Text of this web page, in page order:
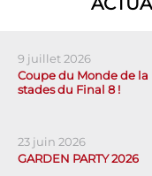
9 juillet 2026
Coupe du Monde de la
stades du Final 8 !
23 juin 2026
GARDEN PARTY 2026